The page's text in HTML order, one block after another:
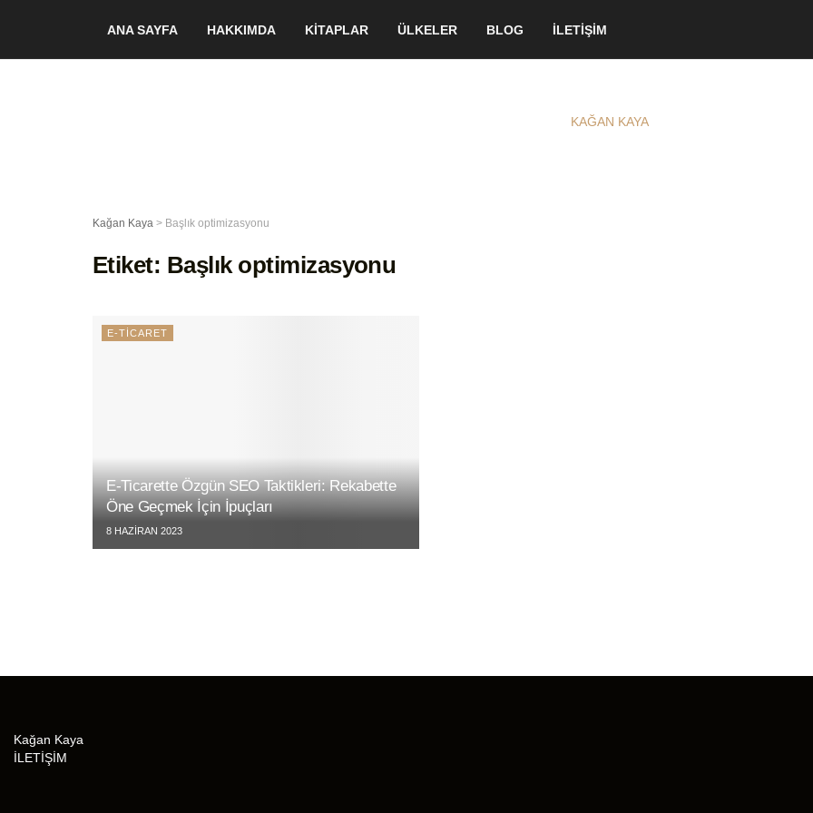
ANA SAYFA HAKKIMDA KİTAPLAR ÜLKELER BLOG İLETİŞİM
KAĞAN KAYA
Kağan Kaya > Başlık optimizasyonu
Etiket: Başlık optimizasyonu
E-TİCARET
E-Ticarette Özgün SEO Taktikleri: Rekabette
Öne Geçmek İçin İpuçları
8 HAZIRAN 2023
Kağan Kaya
İLETİŞİM